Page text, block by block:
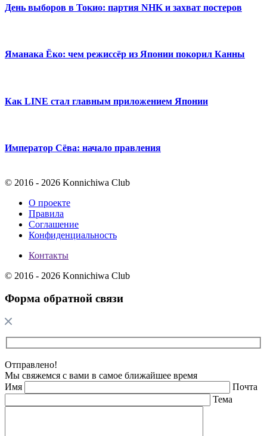
День выборов в Токио: партия NHK и захват постеров
Яманака Ёко: чем режиссёр из Японии покорил Канны
Как LINE стал главным приложением Японии
Император Сёва: начало правления
© 2016 - 2026 Konnichiwa Club
О проекте
Правила
Соглашение
Конфиденциальность
Контакты
© 2016 - 2026 Konnichiwa Club
Форма обратной связи
Отправлено!
Мы свяжемся с вами в самое ближайшее время
Имя
Почта
Тема